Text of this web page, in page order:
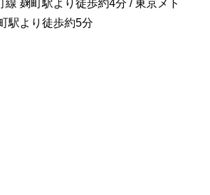
線 麹町駅より徒歩約4分 / 東京メト
駅より徒歩約5分